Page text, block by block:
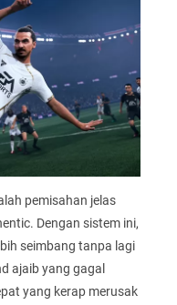
pemisahan jelas
Dengan sistem ini,
seimbang tanpa lagi
ajaib yang gagal
yang kerap merusak